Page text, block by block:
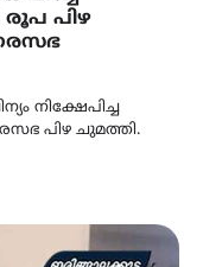
രൂപ പിഴ
നിക്ഷേപിച്ച
പിഴ ചുമത്തി.